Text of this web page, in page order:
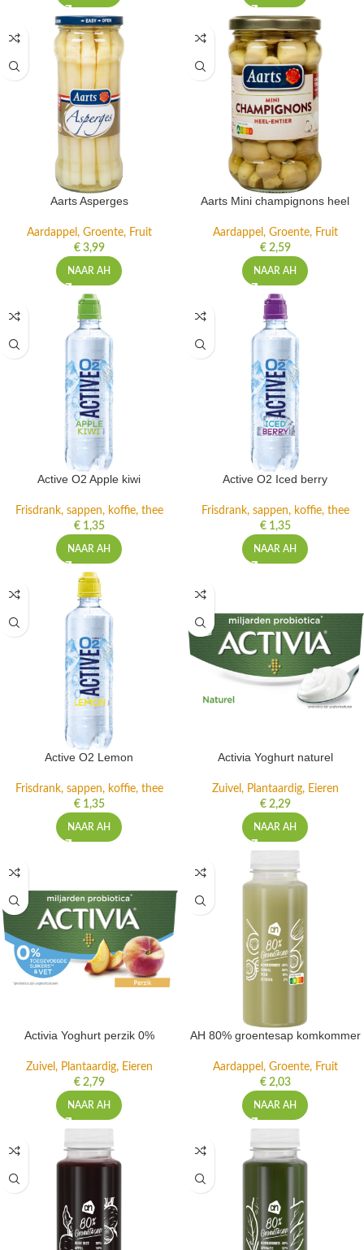
Aarts Asperges
Aardappel, Groente, Fruit
€3,99
NAAR AH
Aarts Mini champignons heel
Aardappel, Groente, Fruit
€2,59
NAAR AH
Active O2 Apple kiwi
Frisdrank, sappen, koffie, thee
€1,35
NAAR AH
Active O2 Iced berry
Frisdrank, sappen, koffie, thee
€1,35
NAAR AH
Active O2 Lemon
Frisdrank, sappen, koffie, thee
€1,35
NAAR AH
Activia Yoghurt naturel
Zuivel, Plantaardig, Eieren
€2,29
NAAR AH
Activia Yoghurt perzik 0%
Zuivel, Plantaardig, Eieren
€2,79
NAAR AH
AH 80% groentesap komkommer
Aardappel, Groente, Fruit
€2,03
NAAR AH